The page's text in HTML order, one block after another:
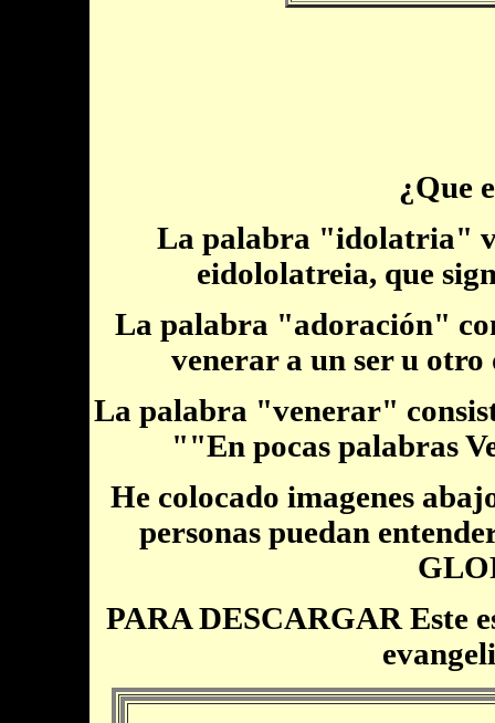
¿Que
La palabra "idolatria"
eidololatreia, que
La palabra "adoración"
venerar a un ser u otro
La palabra "venerar"
""En pocas palabras
He colocado imagenes
personas puedan
PARA DESCARGAR Este